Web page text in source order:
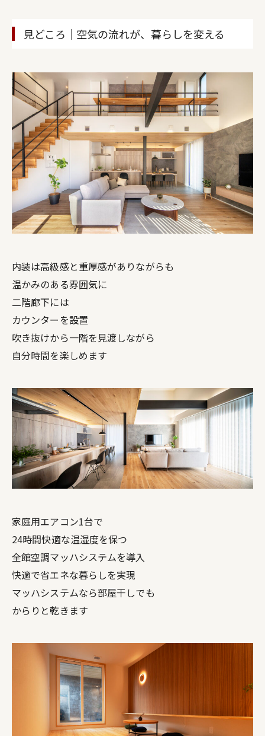
見どころ｜空気の流れが、暮らしを変える
内装は高級感と重厚感がありながらも
温かみのある雰囲気に
二階廊下には
カウンターを設置
吹き抜けから一階を見渡しながら
自分時間を楽しめます
家庭用エアコン1台で
24時間快適な温湿度を保つ
全館空調マッハシステムを導入
快適で省エネな暮らしを実現
マッハシステムなら部屋干しでも
からりと乾きます